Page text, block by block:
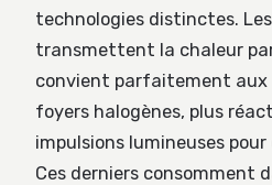
technologies distinctes.
transmettent la chaleur
convient parfaitement aux
foyers halogènes, plus
impulsions lumineuses
Ces derniers consomment